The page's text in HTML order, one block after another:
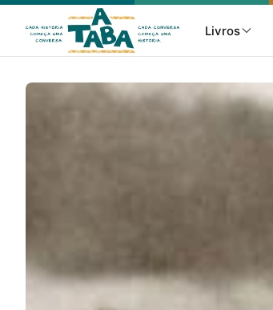
Livros
Listas